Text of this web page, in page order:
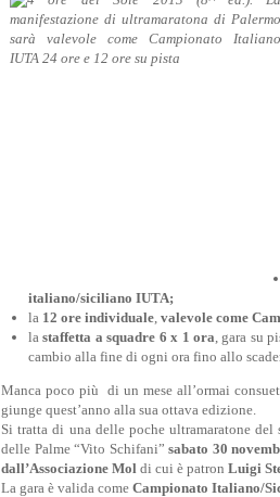
italiano/siciliano IUTA;
la 12 ore individuale, valevole come
lastaffetta a squadre 6 x 1 ora, gara su
cambio alla fine di ogni ora fino allo
Manca poco più di un mese all’ormai
giunge quest’anno alla sua ottava edizione.
Si tratta di una delle poche ultramaratone del
delle Palme “Vito Schifani”sabato 30
dall’Associazione Mol di cui è patron Luigi
La gara è valida come Campionato Italiano/